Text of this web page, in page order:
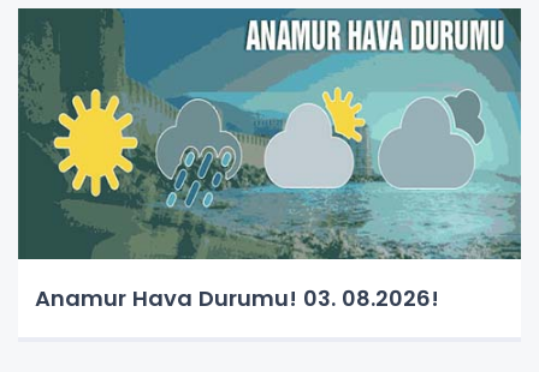
Anamur Hava Durumu! 03. 08.2026!